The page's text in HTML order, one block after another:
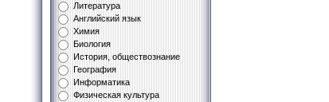
Литература
Английский язык
Химия
Биология
История, обществознание
География
Информатика
Физическая культура